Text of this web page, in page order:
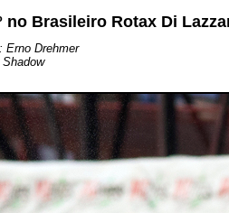
no Brasileiro Rotax Di
Erno Drehmer